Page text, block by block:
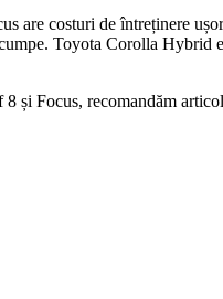
costuri de întreținere
Toyota Corolla
și Focus, recomandăm